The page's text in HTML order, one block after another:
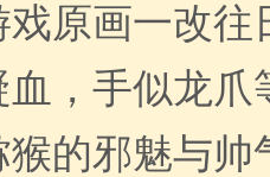
原画一改往
，手似龙爪
的邪魅与帅